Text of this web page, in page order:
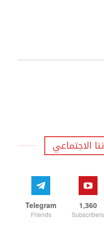
الاجتماعي
1,360
Subscribers
Telegram
Friends